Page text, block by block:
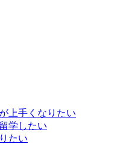
上手くなりたい
学したい
たい